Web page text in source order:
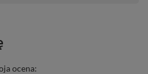
ocena: